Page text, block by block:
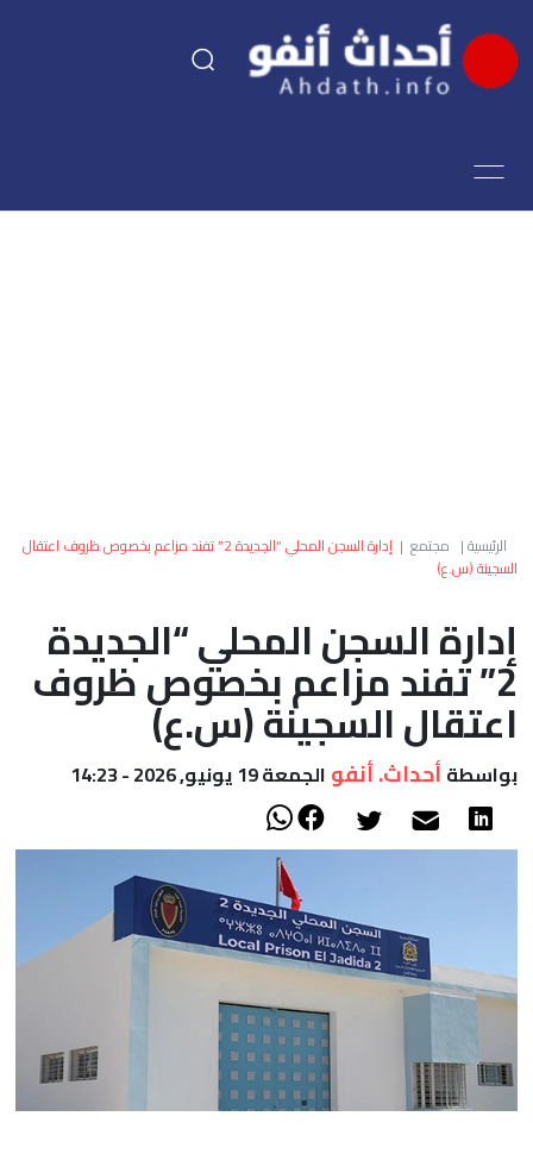
اقتصاد
العالم
الصحراء
الرئيسية| مجتمع |
إدارة السجن المحلي “الجديدة 2” تفند مزاعم بخصوص ظروف اعتقال
السجينة (س.ع)
إدارة السجن المحلي “الجديدة
2” تفند مزاعم بخصوص ظروف
اعتقال السجينة (س.ع)
بواسطة أحداث. أنفو الجمعة 19 يونيو, 2026 - 14:23